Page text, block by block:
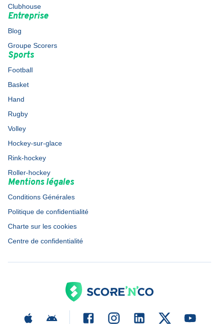
Clubhouse
Entreprise
Blog
Groupe Scorers
Sports
Football
Basket
Hand
Rugby
Volley
Hockey-sur-glace
Rink-hockey
Roller-hockey
Mentions légales
Conditions Générales
Politique de confidentialité
Charte sur les cookies
Centre de confidentialité